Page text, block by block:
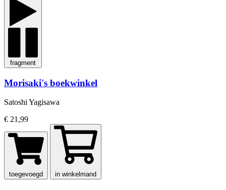
fragment
Morisaki's boekwinkel
Satoshi Yagisawa
€ 21,99
toegevoegd in winkelmand